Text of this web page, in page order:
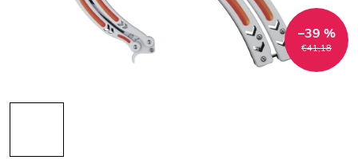
€41,18
–39 %